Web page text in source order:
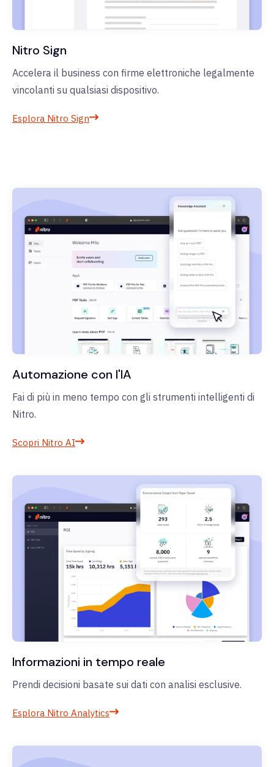
Nitro Sign
Accelera il business con firme elettroniche legalmente
vincolanti su qualsiasi dispositivo.
Esplora Nitro Sign
Automazione con l'IA
Fai di più in meno tempo con gli strumenti intelligenti di
Nitro.
Scopri Nitro AI
Informazioni in tempo reale
Prendi decisioni basate sui dati con analisi esclusive.
Esplora Nitro Analytics